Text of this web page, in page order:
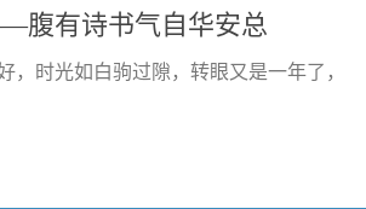
腹有诗书气自华安总
，时光如白驹过隙，转眼又是一年了，